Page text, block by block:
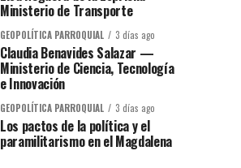
Ministerio de Transporte
GEOPOLÍTICA PARROQUIAL 3 días ago
Claudia Benavides Salazar —
Ministerio de Ciencia, Tecnología
e Innovación
GEOPOLÍTICA PARROQUIAL 3 días ago
Los pactos de la política y el
paramilitarismo en el Magdalena